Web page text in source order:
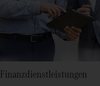
Finanzdienstleistungen